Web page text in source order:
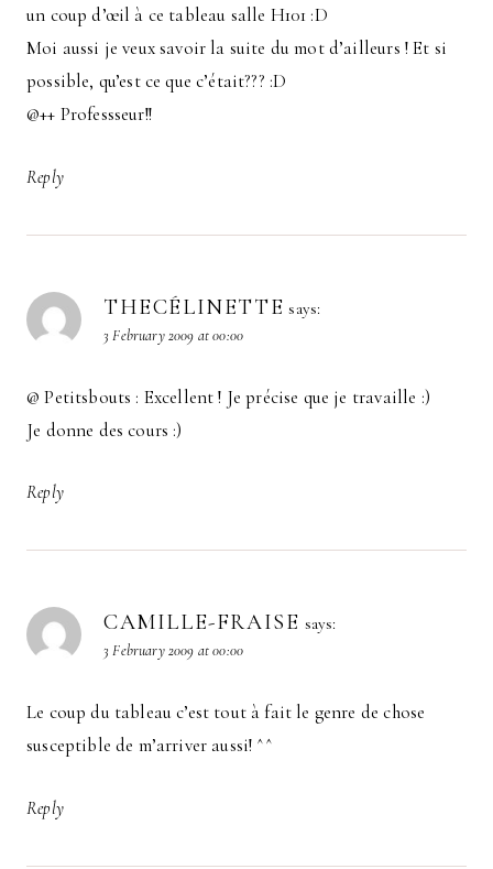
un coup d’œil à ce tableau salle H101 :D
Moi aussi je veux savoir la suite du mot d’ailleurs ! Et si
possible, qu’est ce que c’était??? :D
@++ Professseur!!
Reply
THECÉLINETTE says:
3 February 2009 at 00:00
@ Petitsbouts : Excellent ! Je précise que je travaille :)
Je donne des cours :)
Reply
CAMILLE-FRAISE says:
3 February 2009 at 00:00
Le coup du tableau c’est tout à fait le genre de chose
susceptible de m’arriver aussi! ^^
Reply